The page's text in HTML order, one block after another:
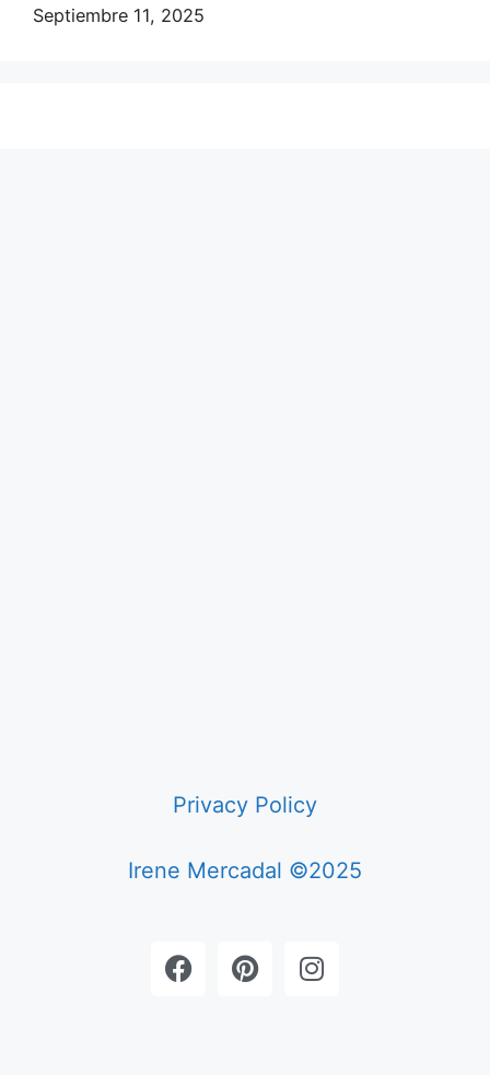
Septiembre 11, 2025
Privacy Policy
Irene Mercadal ©2025